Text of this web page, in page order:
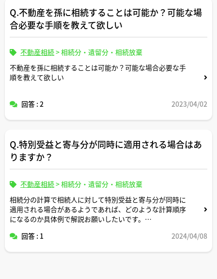
Q.不動産を孫に相続することは可能か？可能な場
合必要な手順を教えて欲しい
不動産相続>相続分・遺留分・相続放棄
不動産を孫に相続することは可能か？可能な場合必要な手
順を教えて欲しい
回答 : 2 2023/04/02
Q.特別受益と寄与分が同時に適用される場合はあ
りますか？
不動産相続>相続分・遺留分・相続放棄
相続分の計算で相続人に対して特別受益と寄与分が同時に
適用される場合があるようであれば、どのような計算順序
になるのか具体例で解説お願いしたいです。
よろしくお願いします。
回答 : 1 2024/04/08